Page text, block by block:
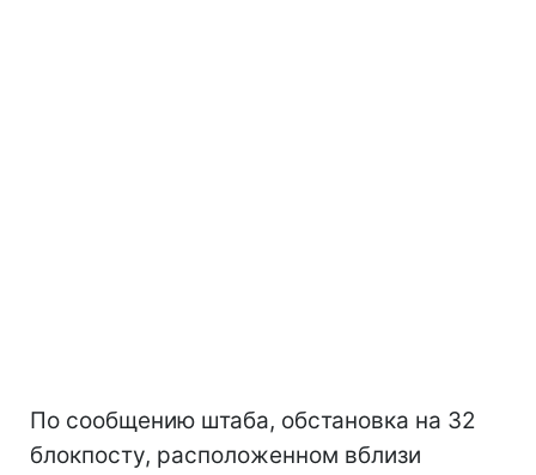
По сообщению штаба, обстановка на 32
блокпосту, расположенном вблизи